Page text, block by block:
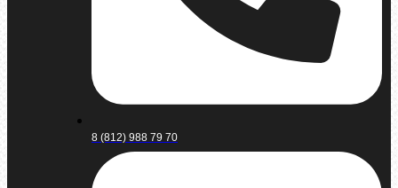
8 (812) 988 79 70